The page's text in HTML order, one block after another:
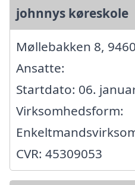
johnnys køreskole
Møllebakken 8,
Ansatte:
Startdato: 06.
Virksomhedsform:
CVR: 45309053